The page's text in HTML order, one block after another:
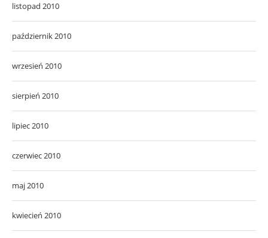
listopad 2010
październik 2010
wrzesień 2010
sierpień 2010
lipiec 2010
czerwiec 2010
maj 2010
kwiecień 2010